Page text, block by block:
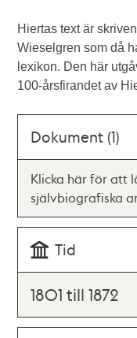
Hiertas text är
Wieselgren som då
lexikon. Den här
100-årsfirandet av
Dokument (1)
Klicka här för att
självbiografiska
Tid
1801 till 1872